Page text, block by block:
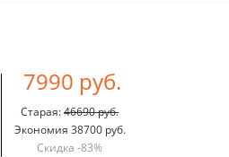
7990 руб.
Старая:46690 руб.
Экономия 38700 руб.
Скидка -83%